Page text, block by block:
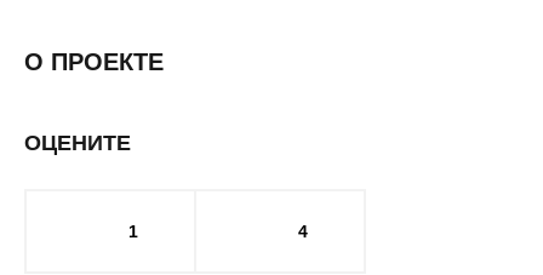
О ПРОЕКТЕ
ОЦЕНИТЕ
1 4